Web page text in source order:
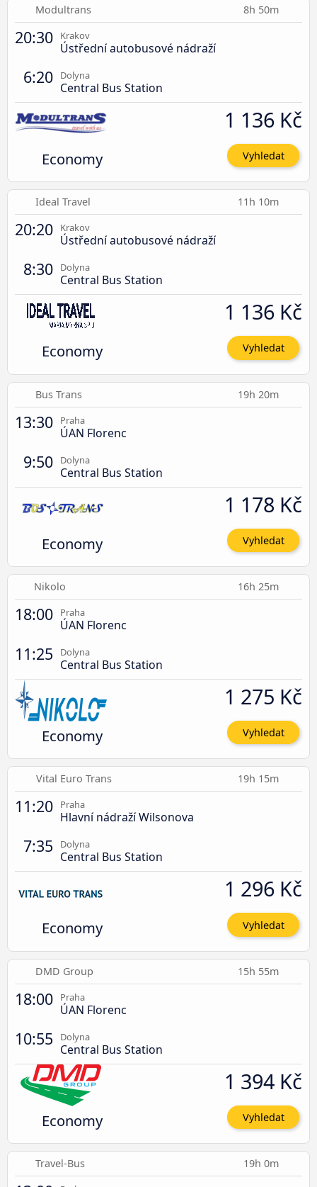
Modultrans 8h 50m
20:30 Krakov
Ústřední autobusové nádraží
6:20 Dolyna
Central Bus Station
Economy
1 136 Kč
Vyhledat
Ideal Travel 11h 10m
20:20 Krakov
Ústřední autobusové nádraží
8:30 Dolyna
Central Bus Station
Economy
1 136 Kč
Vyhledat
Bus Trans 19h 20m
13:30 Praha
ÚAN Florenc
9:50 Dolyna
Central Bus Station
Economy
1 178 Kč
Vyhledat
Nikolo 16h 25m
18:00 Praha
ÚAN Florenc
11:25 Dolyna
Central Bus Station
Economy
1 275 Kč
Vyhledat
Vital Euro Trans 19h 15m
11:20 Praha
Hlavní nádraží Wilsonova
7:35 Dolyna
Central Bus Station
Economy
1 296 Kč
Vyhledat
DMD Group 15h 55m
18:00 Praha
ÚAN Florenc
10:55 Dolyna
Central Bus Station
Economy
1 394 Kč
Vyhledat
Travel-Bus 19h 0m